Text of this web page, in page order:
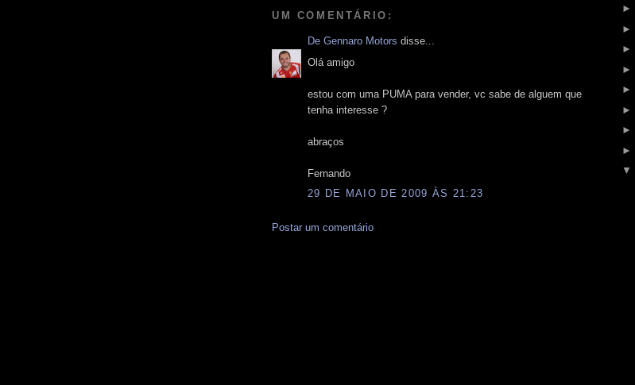
UM COMENTÁRIO:
De Gennaro Motors disse...
Olá amigo
estou com uma PUMA para vender, vc sabe de alguem que
tenha interesse ?
abraços
Fernando
29 DE MAIO DE 2009 ÀS 21:23
Postar um comentário
►
►
►
►
►
►
►
►
▼